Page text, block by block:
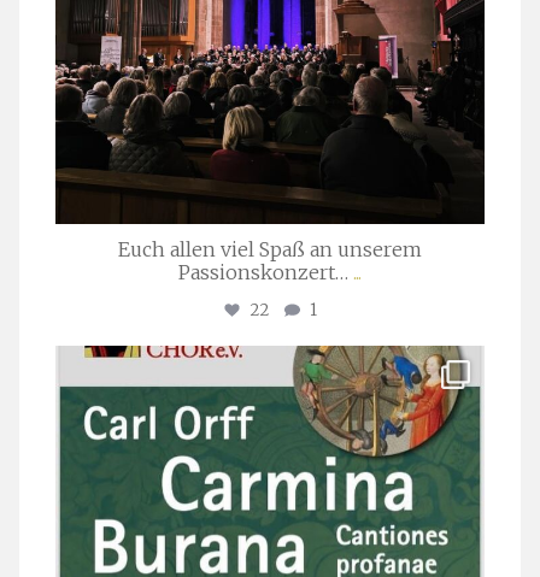
Euch allen viel Spaß an unserem
Passionskonzert… ...
22 1
stuttgarter_oratorienchor
Juli 22